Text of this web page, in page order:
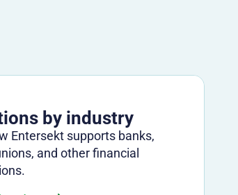
by industry
Entersekt supports banks,
and other financial